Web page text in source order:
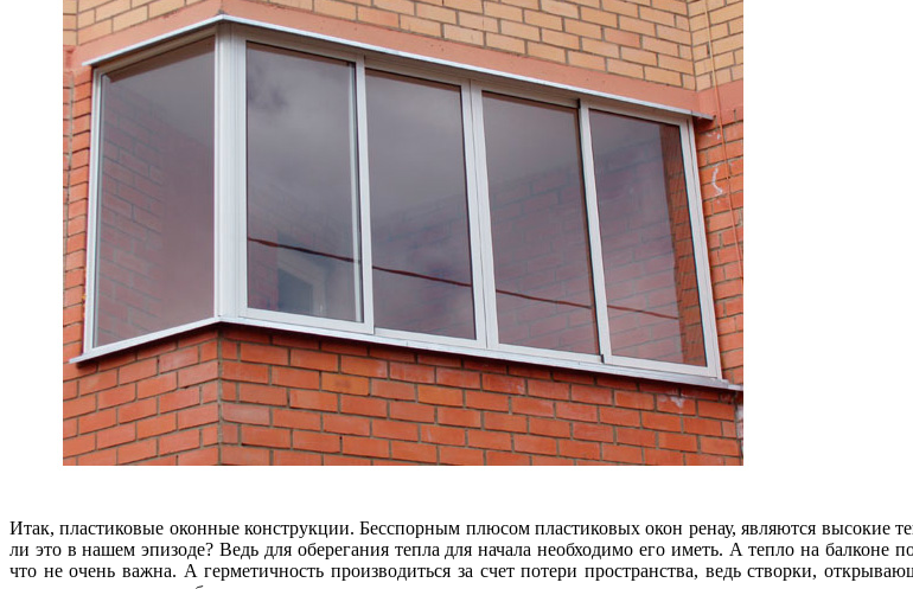
Итак, пластиковые оконные конструкции. Бесспорным плюсом пластиковых окон ренау, являются высокие
ли это в нашем эпизоде? Ведь для оберегания тепла для начала необходимо его иметь. А тепло на балконе
что не очень важна. А герметичность производиться за счет потери пространства, ведь створки,